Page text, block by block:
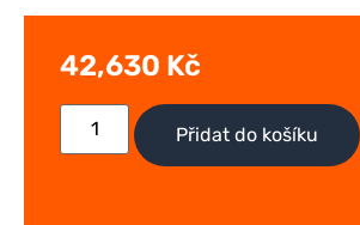
42,630 Kč
Přidat do košíku